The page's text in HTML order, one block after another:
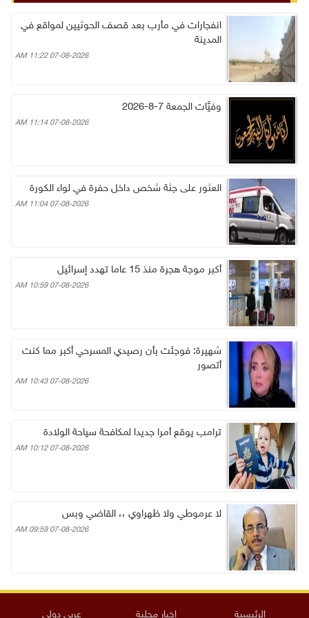
انفجارات في مأرب بعد قصف الحوثيين لمواقع في
المدينة
07-08-2026 11:22 AM
وفيَّات الجمعة 7-8-2026
07-08-2026 11:14 AM
العثور على جثة شخص داخل حفرة في لواء الكورة
07-08-2026 11:04 AM
أكبر موجة هجرة منذ 15 عاما تهدد إسرائيل
07-08-2026 10:59 AM
شهيرة: فوجئت بأن رصيدي المسرحي أكبر مما كنت
أتصور
07-08-2026 10:43 AM
ترامب يوقع أمرا جديدا لمكافحة سياحة الولادة
07-08-2026 10:12 AM
لا عرموطي ولا ظهراوي ،، القاضي وبس
07-08-2026 09:59 AM
الرئيسية اخبار محلية عربي دولي